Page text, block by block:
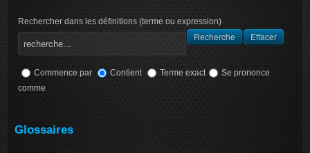
Rechercher dans les définitions (terme ou expression)
Commence par Contient Terme exact
Se prononce
comme
Glossaires